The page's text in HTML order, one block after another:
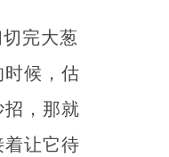
完大葱
候，估
，那就
让它待